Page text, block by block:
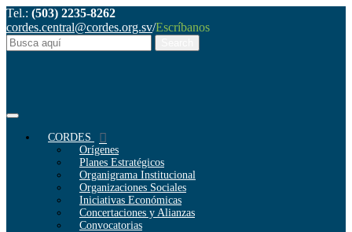
Tel.: (503) 2235-8262
cordes.central@cordes.org.sv/Escríbanos
CORDES
Orígenes
Planes Estratégicos
Organigrama Institucional
Organizaciones Sociales
Iniciativas Económicas
Concertaciones y Alianzas
Convocatorias